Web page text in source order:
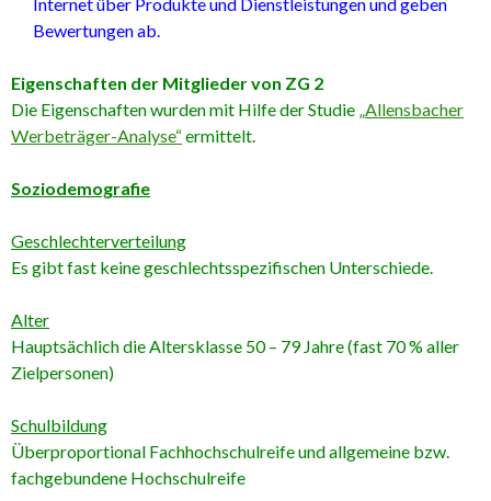
Bewertungen ab.
Eigenschaften der Mitglieder von ZG 2
Die Eigenschaften wurden mit Hilfe der Studie „Allensbacher
Werbeträger-Analyse“ermittelt.
Soziodemografie
Geschlechterverteilung
Es gibt fast keine geschlechtsspezifischen Unterschiede.
Alter
Hauptsächlich die Altersklasse 50 – 79 Jahre (fast 70 % aller
Zielpersonen)
Schulbildung
Überproportional Fachhochschulreife und allgemeine bzw.
fachgebundene Hochschulreife